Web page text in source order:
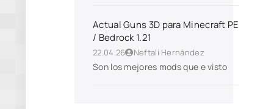
Actual Guns 3D para Minecraft PE
/ Bedrock 1.21
22.04.26 Neftali Hernández
Son los mejores mods que e visto